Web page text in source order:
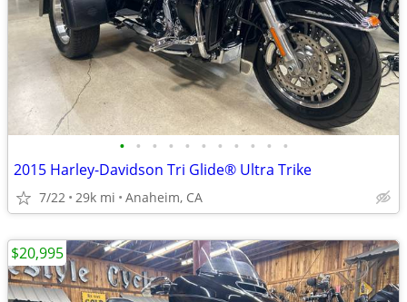
• • • • • • • • • • •
2015 Harley-Davidson Tri Glide® Ultra Trike
7/22 29k mi Anaheim, CA
$20,995